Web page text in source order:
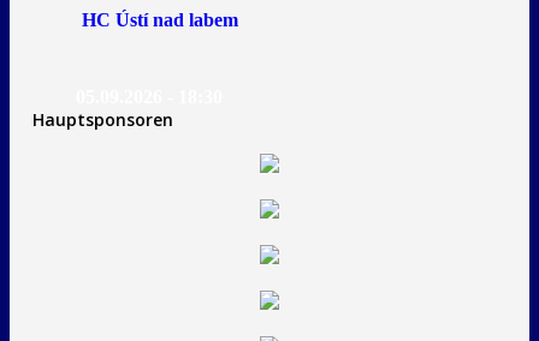
HC Ústí nad labem
Hauptsponsoren